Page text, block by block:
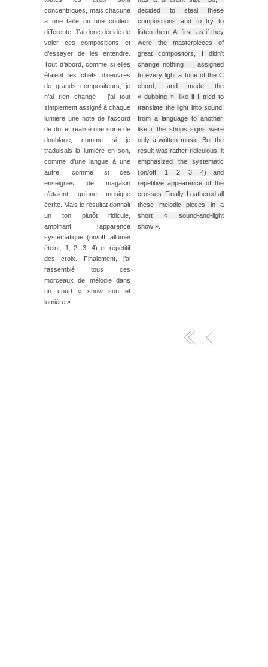
concentriques, mais chacune
a une taille ou une couleur
différente. J’ai donc décidé de
voler ces compositions et
d’essayer de les entendre.
Tout d’abord, comme si elles
étaient les chefs d’oeuvres
de grands compositeurs, je
n’ai rien changé : j’ai tout
simplement assigné à chaque
lumière une note de l’accord
de do, et réalisé une sorte de
doublage, comme si je
traduisais la lumière en son,
comme d’une langue à une
autre, comme si ces
enseignes de magasin
n’étaient qu’une musique
écrite. Mais le résultat donnait
un ton plutôt ridicule,
amplifiant l’apparence
systématique (on/off, allumé/
éteint, 1, 2, 3, 4) et répétitif
des croix. Finalement, j’ai
rassemblé tous ces
morceaux de mélodie dans
un court « show son et
lumière ».
decided to steal these
compositions and to try to
listen them. At first, as if they
were the masterpieces of
great compositors, I didn't
change nothing : I assigned
to every light a tune of the C
chord, and made the
« dubbing », like if I tried to
translate the light into sound,
from a language to another,
like if the shops signs were
only a written music. But the
result was rather ridiculous, it
emphasized the systematic
(on/off, 1, 2, 3, 4) and
repetitive appearence of the
crosses. Finally, I gathered all
these melodic pieces in a
short « sound-and-light
show ».